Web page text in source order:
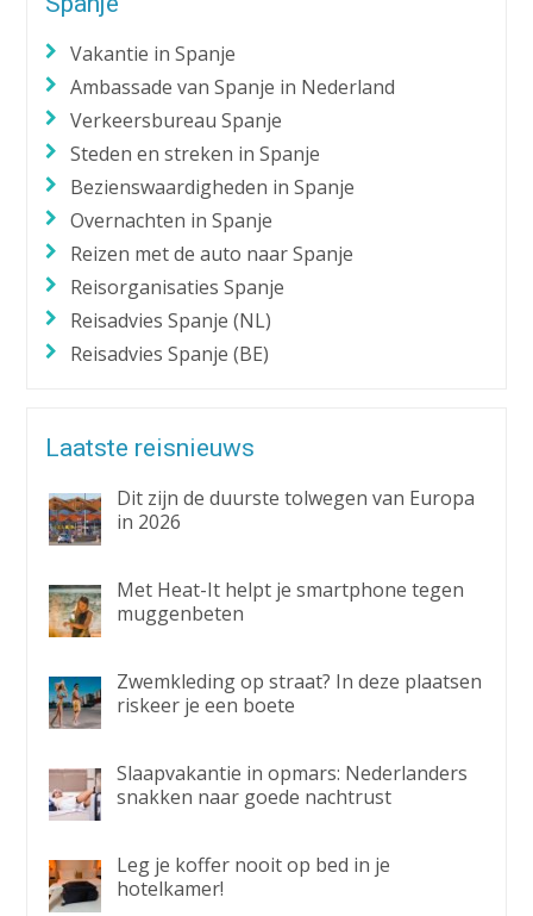
Vakantie in Spanje
Ambassade van Spanje in Nederland
Verkeersbureau Spanje
Steden en streken in Spanje
Bezienswaardigheden in Spanje
Overnachten in Spanje
Reizen met de auto naar Spanje
Reisorganisaties Spanje
Reisadvies Spanje (NL)
Reisadvies Spanje (BE)
Laatste reisnieuws
Dit zijn de duurste tolwegen van Europa
in 2026
Met Heat-It helpt je smartphone tegen
muggenbeten
Zwemkleding op straat? In deze plaatsen
riskeer je een boete
Slaapvakantie in opmars: Nederlanders
snakken naar goede nachtrust
Leg je koffer nooit op bed in je
hotelkamer!